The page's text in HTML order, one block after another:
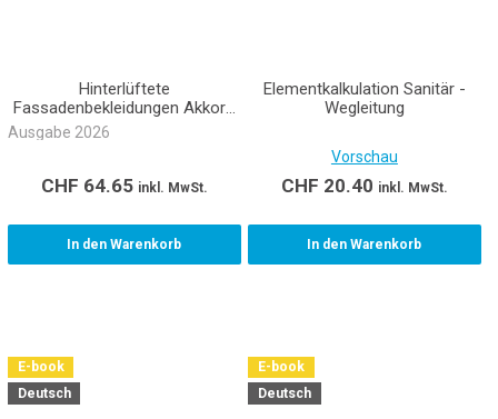
Hinterlüftete
Fassadenbekleidungen Akkord
NPK 343 (E-Book)
Ausgabe 2026
CHF 64.65 inkl. MwSt.
In den Warenkorb
Elementkalkulation Sanitär -
Wegleitung
Vorschau
CHF 20.40 inkl. MwSt.
In den Warenkorb
E-book
Deutsch
E-book
Deutsch